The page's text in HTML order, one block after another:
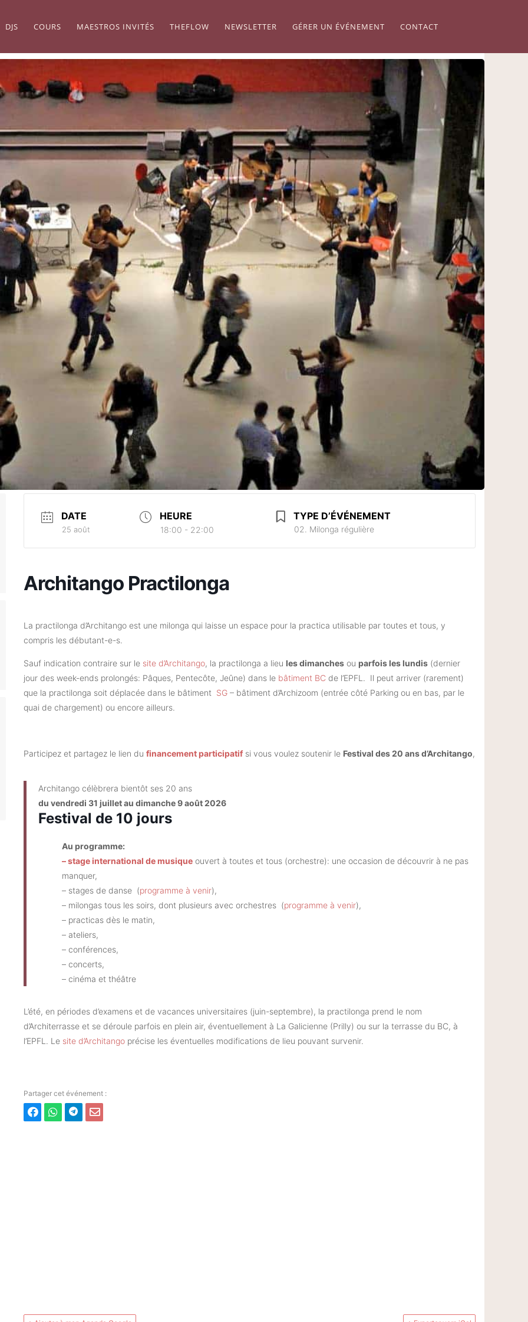
DJS COURS MAESTROS INVITÉS THEFLOW NEWSLETTER GÉRER UN ÉVÉNEMENT CONTACT
DATE
25 août
HEURE
18:00 - 22:00
TYPE D’ÉVÉNEMENT
02. Milonga régulière
Architango Practilonga
La practilonga d’Architango est une milonga qui laisse un espace pour la practica utilisable par toutes et tous, y
compris les débutant-e-s.
Sauf indication contraire sur le site d’Architango, la practilonga a lieu les dimanchesou parfois les lundis(dernier
jour des week-ends prolongés: Pâques, Pentecôte, Jeûne) dans le bâtiment BCde l’EPFL. Il peut arriver (rarement)
que la practilonga soit déplacée dans le bâtiment SG– bâtiment d’Archizoom (entrée côté Parking ou en bas, par le
quai de chargement) ou encore ailleurs.
Participez et partagez le lien du financement participatifsi vous voulez soutenir le Festival des 20 ans d’Architango,
Architango célèbrera bientôt ses 20 ans
du vendredi 31 juillet au dimanche 9 août 2026
Festival de 10 jours
Au programme:
– stage international de musiqueouvert à toutes et tous (orchestre): une occasion de découvrir à ne pas
manquer,
– stages de danse (programme à venir),
– milongas tous les soirs, dont plusieurs avec orchestres (programme à venir),
– practicas dès le matin,
– ateliers,
– conférences,
– concerts,
– cinéma et théâtre
L’été, en périodes d’examens et de vacances universitaires (juin-septembre), la practilonga prend le nom
d’Architerrasse et se déroule parfois en plein air, éventuellement à La Galicienne (Prilly) ou sur la terrasse du BC, à
l’EPFL. Le site d’Architangoprécise les éventuelles modifications de lieu pouvant survenir.